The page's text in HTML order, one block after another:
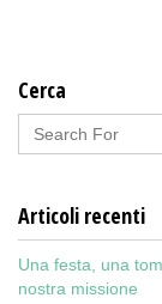
Cerca
Articoli recenti
Una festa, una
nostra missione